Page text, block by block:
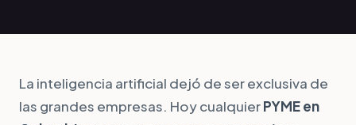
La inteligencia artificial dejó de ser exclusiva de
las grandes empresas. Hoy cualquierPYME en